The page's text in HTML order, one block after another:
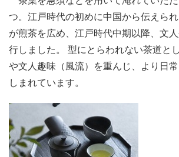
つ。江戸時代の初めに中国から伝えら
が煎茶を広め、江戸時代中期以降、文
行しました。 型にとらわれない茶道と
や文人趣味（風流）を重んじ、より日
しまれています。